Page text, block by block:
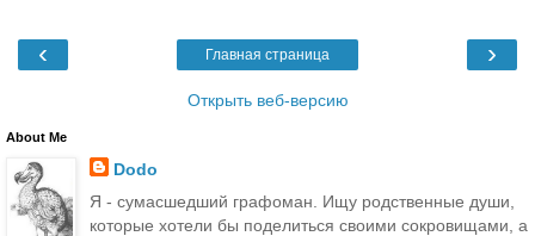
‹ ›
Главная страница
Открыть веб-версию
About Me
Dodo
Я - сумасшедший графоман. Ищу родственные души,
которые хотели бы поделиться своими сокровищами, а